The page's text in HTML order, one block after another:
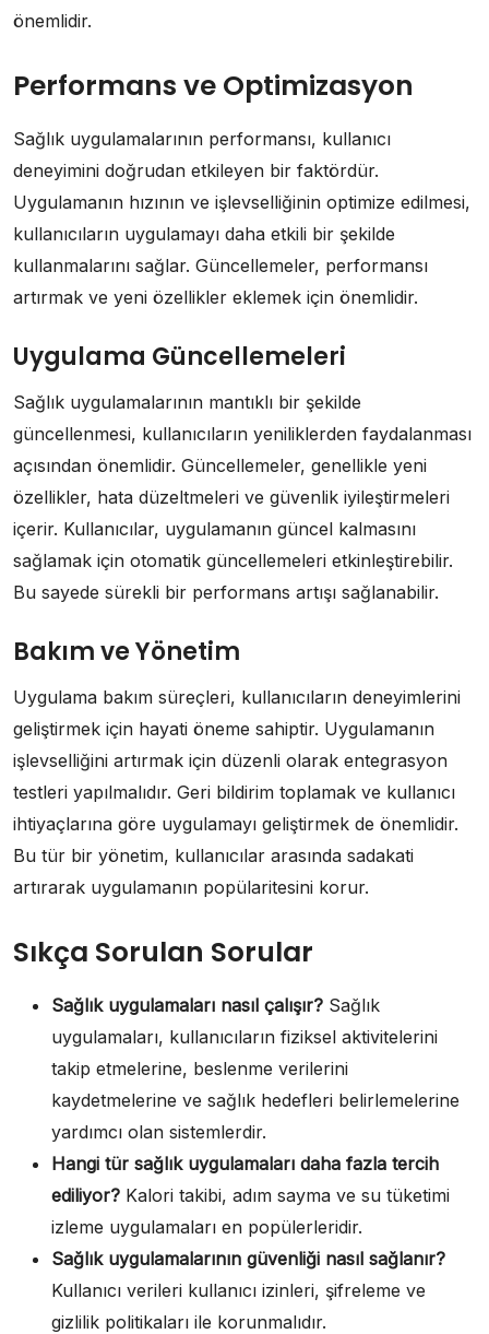
önemlidir.
Performans ve Optimizasyon
Sağlık uygulamalarının performansı, kullanıcı
deneyimini doğrudan etkileyen bir faktördür.
Uygulamanın hızının ve işlevselliğinin optimize edilmesi,
kullanıcıların uygulamayı daha etkili bir şekilde
kullanmalarını sağlar. Güncellemeler, performansı
artırmak ve yeni özellikler eklemek için önemlidir.
Uygulama Güncellemeleri
Sağlık uygulamalarının mantıklı bir şekilde
güncellenmesi, kullanıcıların yeniliklerden faydalanması
açısından önemlidir. Güncellemeler, genellikle yeni
özellikler, hata düzeltmeleri ve güvenlik iyileştirmeleri
içerir. Kullanıcılar, uygulamanın güncel kalmasını
sağlamak için otomatik güncellemeleri etkinleştirebilir.
Bu sayede sürekli bir performans artışı sağlanabilir.
Bakım ve Yönetim
Uygulama bakım süreçleri, kullanıcıların deneyimlerini
geliştirmek için hayati öneme sahiptir. Uygulamanın
işlevselliğini artırmak için düzenli olarak entegrasyon
testleri yapılmalıdır. Geri bildirim toplamak ve kullanıcı
ihtiyaçlarına göre uygulamayı geliştirmek de önemlidir.
Bu tür bir yönetim, kullanıcılar arasında sadakati
artırarak uygulamanın popülaritesini korur.
Sıkça Sorulan Sorular
Sağlık uygulamaları nasıl çalışır? Sağlık
uygulamaları, kullanıcıların fiziksel aktivitelerini
takip etmelerine, beslenme verilerini
kaydetmelerine ve sağlık hedefleri belirlemelerine
yardımcı olan sistemlerdir.
Hangi tür sağlık uygulamaları daha fazla tercih
ediliyor? Kalori takibi, adım sayma ve su tüketimi
izleme uygulamaları en popülerleridir.
Sağlık uygulamalarının güvenliği nasıl sağlanır?
Kullanıcı verileri kullanıcı izinleri, şifreleme ve
gizlilik politikaları ile korunmalıdır.